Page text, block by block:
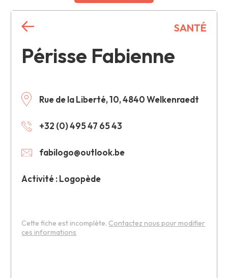
Périsse Fabienne
Rue de la Liberté, 10, 4840 Welkenraedt
+32 (0) 495 47 65 43
fabilogo@outlook.be
Activité : Logopède
SANTÉ
Cette fiche est incomplète. Contactez nous pour modifier
ces informations
+
−